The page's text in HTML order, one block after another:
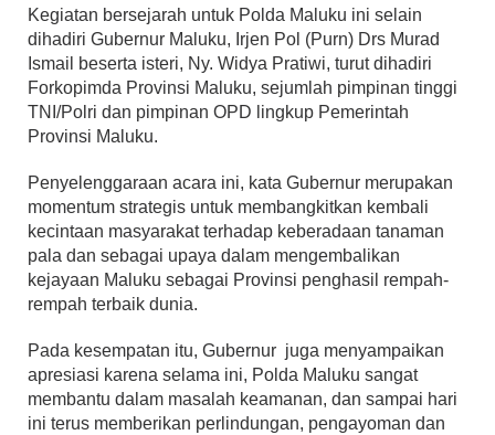
Kegiatan bersejarah untuk Polda Maluku ini selain
dihadiri Gubernur Maluku, Irjen Pol (Purn) Drs Murad
Ismail beserta isteri, Ny. Widya Pratiwi, turut dihadiri
Forkopimda Provinsi Maluku, sejumlah pimpinan tinggi
TNI/Polri dan pimpinan OPD lingkup Pemerintah
Provinsi Maluku.
Penyelenggaraan acara ini, kata Gubernur merupakan
momentum strategis untuk membangkitkan kembali
kecintaan masyarakat terhadap keberadaan tanaman
pala dan sebagai upaya dalam mengembalikan
kejayaan Maluku sebagai Provinsi penghasil rempah-
rempah terbaik dunia.
Pada kesempatan itu, Gubernur juga menyampaikan
apresiasi karena selama ini, Polda Maluku sangat
membantu dalam masalah keamanan, dan sampai hari
ini terus memberikan perlindungan, pengayoman dan